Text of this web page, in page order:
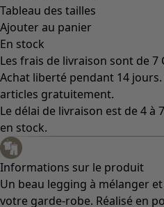
Tableau des tailles
Ajouter au panier
En stock
Les frais de livraison sont de 7
Achat liberté pendant 14
articles gratuitement.
Le délai de livraison est de 4 à
en stock.
Informations sur le produit
Un beau legging à mélanger
votre garde-robe. Réalisé en